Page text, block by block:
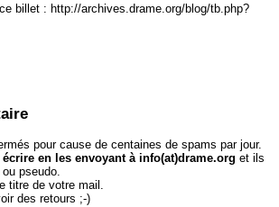
billet : http://archives.drame.org/blog/tb.php?
pour cause de centaines de spams par jour.
écrire en les envoyant à info(at)drame.org et ils
pseudo.
titre de votre mail.
des retours ;-)